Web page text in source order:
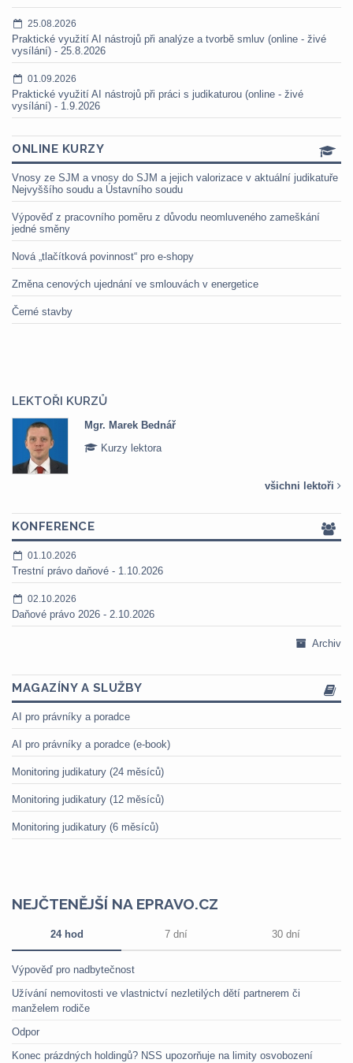
25.08.2026
Praktické využití AI nástrojů při analýze a tvorbě smluv (online - živé
vysílání) - 25.8.2026
01.09.2026
Praktické využití AI nástrojů při práci s judikaturou (online - živé
vysílání) - 1.9.2026
ONLINE KURZY
Vnosy ze SJM a vnosy do SJM a jejich valorizace v aktuální judikatuře
Nejvyššího soudu a Ústavního soudu
Výpověď z pracovního poměru z důvodu neomluveného zameškání
jedné směny
Nová „tlačítková povinnost“ pro e-shopy
Změna cenových ujednání ve smlouvách v energetice
Černé stavby
LEKTOŘI KURZŮ
Mgr. Marek Bednář
Kurzy lektora
všichni lektoři
KONFERENCE
01.10.2026
Trestní právo daňové - 1.10.2026
02.10.2026
Daňové právo 2026 - 2.10.2026
Archiv
MAGAZÍNY A SLUŽBY
AI pro právníky a poradce
AI pro právníky a poradce (e-book)
Monitoring judikatury (24 měsíců)
Monitoring judikatury (12 měsíců)
Monitoring judikatury (6 měsíců)
NEJČTENĚJŠÍ NA EPRAVO.CZ
24 hod 7 dní 30 dní
Výpověď pro nadbytečnost
Užívání nemovitosti ve vlastnictví nezletilých dětí partnerem či
manželem rodiče
Odpor
Konec prázdných holdingů? NSS upozorňuje na limity osvobození